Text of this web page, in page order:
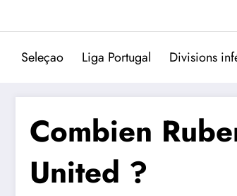
Seleçao Liga Portugal Divisions
Combien
United ?